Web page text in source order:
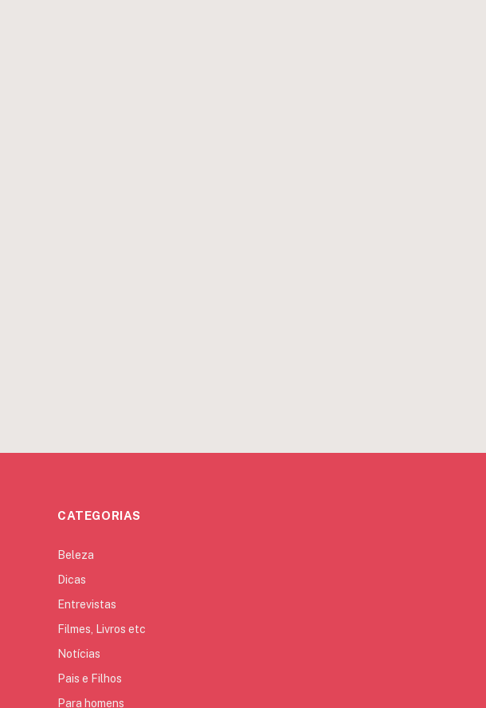
CATEGORIAS
Beleza
Dicas
Entrevistas
Filmes, Livros etc
Notícias
Pais e Filhos
Para homens